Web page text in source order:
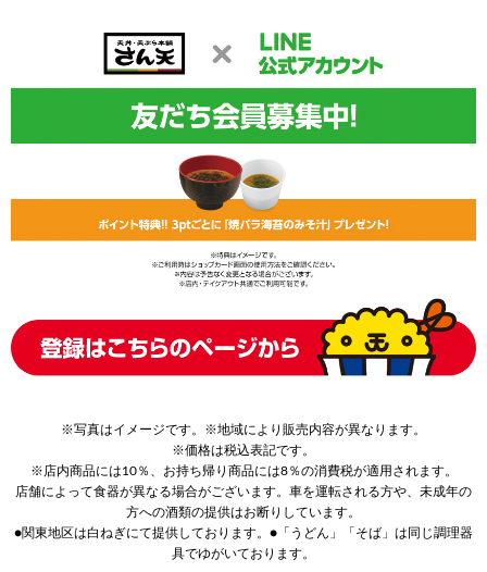
※写真はイメージです。※地域により販売内容が異なります。
※価格は税込表記です。
※店内商品には10％、お持ち帰り商品には8％の消費税が適用されます。
店舗によって食器が異なる場合がございます。車を運転される方や、未成年の
方への酒類の提供はお断りしています。
●関東地区は白ねぎにて提供しております。●「うどん」「そば」は同じ調理器
具でゆがいております。